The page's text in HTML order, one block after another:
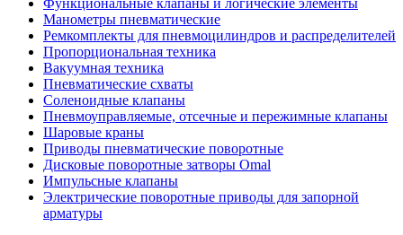
Функциональные клапаны и логические элементы
Манометры пневматические
Ремкомплекты для пневмоцилиндров и распределителей
Пропорциональная техника
Вакуумная техника
Пневматические схваты
Соленоидные клапаны
Пневмоуправляемые, отсечные и пережимные клапаны
Шаровые краны
Приводы пневматические поворотные
Дисковые поворотные затворы Omal
Импульсные клапаны
Электрические поворотные приводы для запорной
арматуры